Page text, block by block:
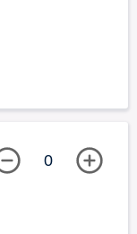
0